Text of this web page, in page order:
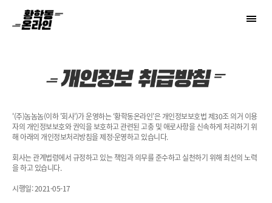
황학동온라인 - 업소용 주방기기 비교견적 플랫폼
'(주)놈놈놈(이하 '회사')가 운영하는 ‘황학동온라인’은 개인정보보호법 제30조 의거 이용
자의 개인정보보호와 권익을 보호하고 관련된 고충 및 애로사항을 신속하게 처리하기 위
해 아래의 개인정보처리방침을 제정·운영하고 있습니다.
회사는 관계법령에서 규정하고 있는 책임과 의무를 준수하고 실천하기 위해 최선의 노력
을 하고 있습니다.
시행일: 2021-05-17